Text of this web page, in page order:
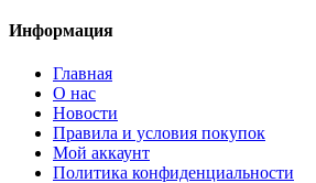
Информация
Главная
О нас
Новости
Правила и условия покупок
Мой аккаунт
Политика конфиденциальности